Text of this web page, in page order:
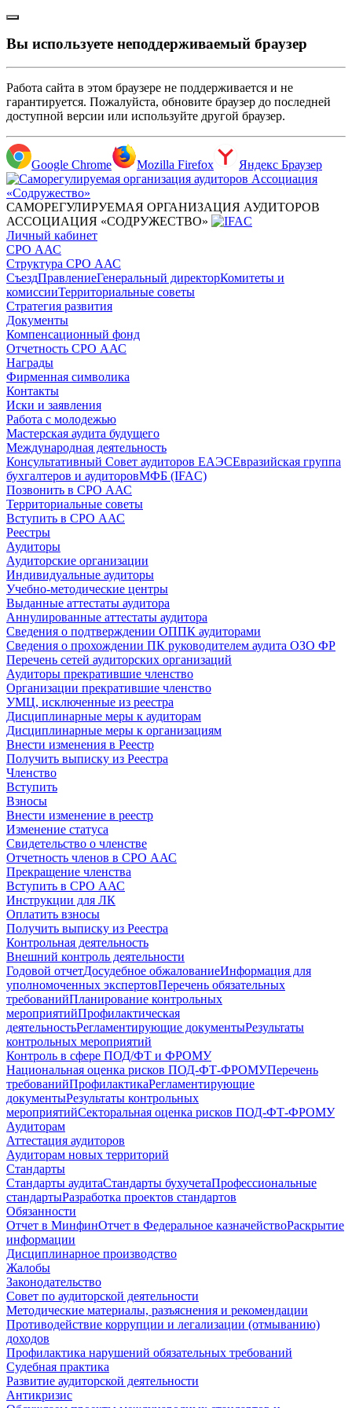
Вы используете неподдерживаемый браузер
Работа сайта в этом браузере не поддерживается и не
гарантируется. Пожалуйста, обновите браузер до последней
доступной версии или используйте другой браузер.
Google Chrome Mozilla Firefox Яндекс Браузер
САМОРЕГУЛИРУЕМАЯ ОРГАНИЗАЦИЯ АУДИТОРОВ
АССОЦИАЦИЯ «СОДРУЖЕСТВО»
Личный кабинет
СРО ААС
Структура СРО ААС
СъездПравлениеГенеральный директорКомитеты и
комиссииТерриториальные советы
Стратегия развития
Документы
Компенсационный фонд
Отчетность СРО ААС
Награды
Фирменная символика
Контакты
Иски и заявления
Работа с молодежью
Мастерская аудита будущего
Международная деятельность
Консультативный Совет аудиторов ЕАЭСЕвразийская группа
бухгалтеров и аудиторовМФБ (IFAC)
Позвонить в СРО ААС
Территориальные советы
Вступить в СРО ААС
Реестры
Аудиторы
Аудиторские организации
Индивидуальные аудиторы
Учебно-методические центры
Выданные аттестаты аудитора
Аннулированные аттестаты аудитора
Сведения о подтверждении ОППК аудиторами
Сведения о прохождении ПК руководителем аудита ОЗО ФР
Перечень сетей аудиторских организаций
Аудиторы прекратившие членство
Организации прекратившие членство
УМЦ, исключенные из реестра
Дисциплинарные меры к аудиторам
Дисциплинарные меры к организациям
Внести изменения в Реестр
Получить выписку из Реестра
Членство
Вступить
Взносы
Внести изменение в реестр
Изменение статуса
Свидетельство о членстве
Отчетность членов в СРО ААС
Прекращение членства
Вступить в СРО ААС
Инструкции для ЛК
Оплатить взносы
Получить выписку из Реестра
Контрольная деятельность
Внешний контроль деятельности
Годовой отчетДосудебное обжалованиеИнформация для
уполномоченных экспертовПеречень обязательных
требованийПланирование контрольных
мероприятийПрофилактическая
деятельностьРегламентирующие документыРезультаты
контрольных мероприятий
Контроль в сфере ПОД/ФТ и ФРОМУ
Национальная оценка рисков ПОД-ФТ-ФРОМУПеречень
требованийПрофилактикаРегламентирующие
документыРезультаты контрольных
мероприятийСекторальная оценка рисков ПОД-ФТ-ФРОМУ
Аудиторам
Аттестация аудиторов
Аудиторам новых территорий
Стандарты
Стандарты аудитаСтандарты бухучетаПрофессиональные
стандартыРазработка проектов стандартов
Обязанности
Отчет в МинфинОтчет в Федеральное казначействоРаскрытие
информации
Дисциплинарное производство
Жалобы
Законодательство
Совет по аудиторской деятельности
Методические материалы, разъяснения и рекомендации
Противодействие коррупции и легализации (отмыванию)
доходов
Профилактика нарушений обязательных требований
Судебная практика
Развитие аудиторской деятельности
Антикризис